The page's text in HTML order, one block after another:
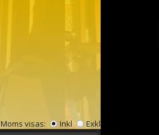
Moms visas: Inkl
Exkl